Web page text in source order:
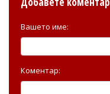
Вашето име:
Коментар: